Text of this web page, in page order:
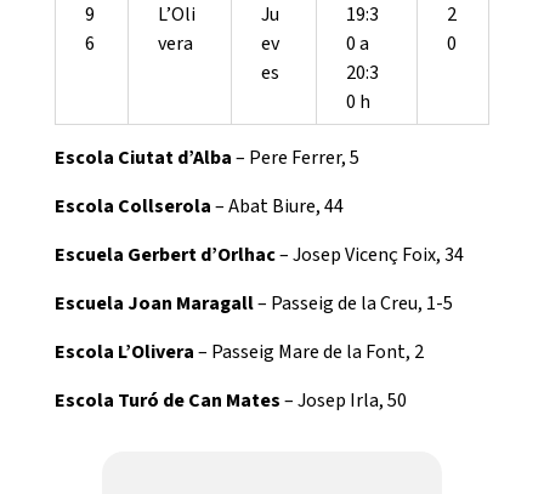
9
6
L’Oli
vera
Ju
ev
es
19:3
0 a
20:3
0 h
2
0
Escola Ciutat d’Alba– Pere Ferrer, 5
Escola Collserola– Abat Biure, 44
Escuela Gerbert d’Orlhac– Josep Vicenç Foix, 34
Escuela Joan Maragall– Passeig de la Creu, 1-5
Escola L’Olivera– Passeig Mare de la Font, 2
Escola Turó de Can Mates– Josep Irla, 50